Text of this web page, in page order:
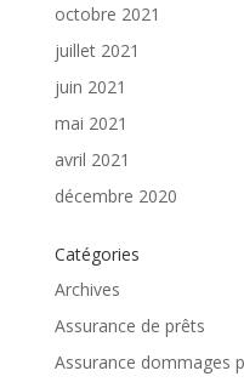
octobre 2021
juillet 2021
juin 2021
mai 2021
avril 2021
décembre 2020
Catégories
Archives
Assurance de prêts
Assurance dommages